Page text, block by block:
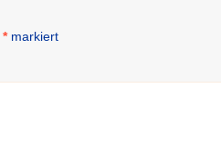
*markiert